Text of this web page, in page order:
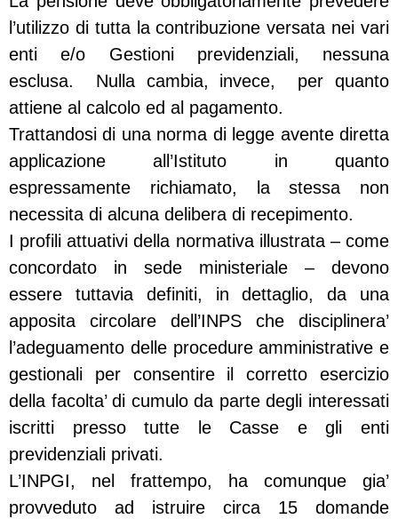
l’utilizzo di tutta la contribuzione versata nei vari
enti e/o Gestioni previdenziali, nessuna
esclusa. Nulla cambia, invece, per quanto
attiene al calcolo ed al pagamento.
Trattandosi di una norma di legge avente diretta
applicazione all’Istituto in quanto
espressamente richiamato, la stessa non
necessita di alcuna delibera di recepimento.
I profili attuativi della normativa illustrata – come
concordato in sede ministeriale – devono
essere tuttavia definiti, in dettaglio, da una
apposita circolare dell’INPS che disciplinera’
l’adeguamento delle procedure amministrative e
gestionali per consentire il corretto esercizio
della facolta’ di cumulo da parte degli interessati
iscritti presso tutte le Casse e gli enti
previdenziali privati.
L’INPGI, nel frattempo, ha comunque gia’
provveduto ad istruire circa 15 domande